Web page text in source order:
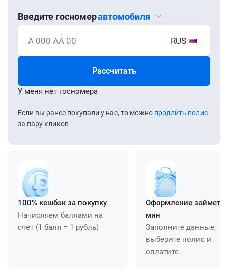
Введите госномеравтомобиля
А 000 АА 00 RUS
Рассчитать
Если вы ранее покупали у нас, то можно продлить полис
за пару кликов
У меня нет госномера
100% кешбэк за покупку
Начисляем баллами на
счет (1 балл = 1 рубль)
Оформление займет
мин
Заполните данные,
выберите полис и
оплатите.